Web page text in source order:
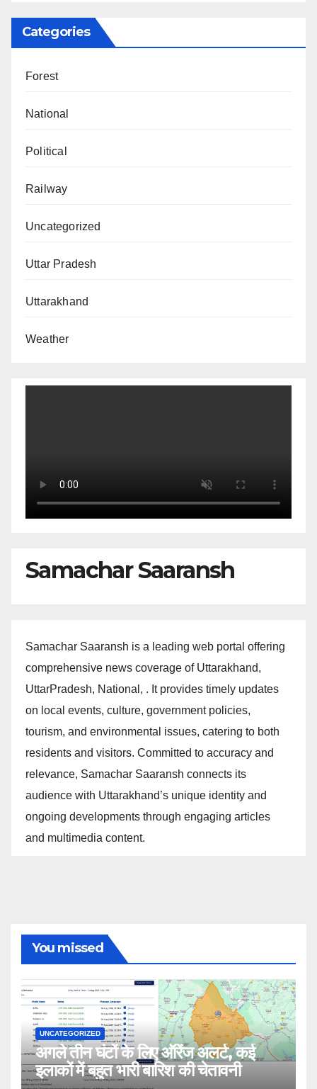
Categories
Forest
National
Political
Railway
Uncategorized
Uttar Pradesh
Uttarakhand
Weather
Samachar Saaransh
Samachar Saaransh is a leading web portal offering
comprehensive news coverage of Uttarakhand,
UttarPradesh, National, . It provides timely updates
on local events, culture, government policies,
tourism, and environmental issues, catering to both
residents and visitors. Committed to accuracy and
relevance, Samachar Saaransh connects its
audience with Uttarakhand’s unique identity and
ongoing developments through engaging articles
and multimedia content.
You missed
UNCATEGORIZED
अगले तीन घंटों के लिए ऑरेंज अलर्ट, कई
इलाकों में बहुत भारी बारिश की चेतावनी